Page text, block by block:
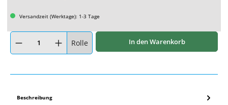
Versandzeit (Werktage): 1-3 Tage
Produkt Anzahl: Gib den gewünschten Wert ein oder benutze die Schaltflächen
Rolle In den Warenkorb
Beschreibung